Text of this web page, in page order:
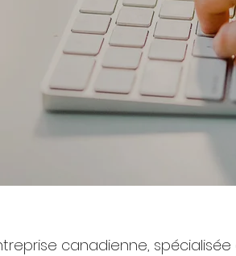
canadienne,